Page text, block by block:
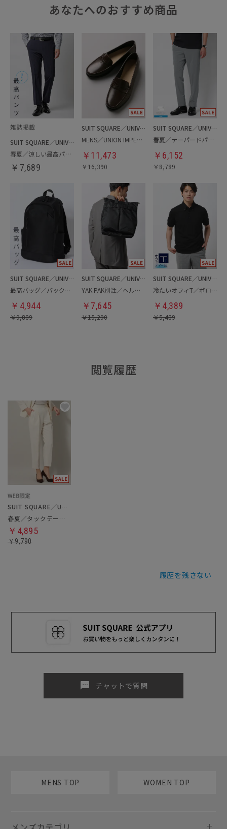
あなたへのおすすめ商品
SUIT SQUARE／UNIVERSAL LANGUAGE
春夏／涼しい最高パンツ
￥ 7,689
SUIT SQUARE／UNIVERSAL LANGUAGE
MENS／UNION IMPERIAL監修／コインローファー
￥ 11,473
￥16,390
SUIT SQUARE／UNIVERSAL LANGUAGE
春夏／テーパードパンツ
￥ 6,152
￥8,789
SUIT SQUARE／UNIVERSAL LANGUAGE
最高バッグ／バックパック
￥ 4,944
￥9,889
SUIT SQUARE／UNIVERSAL LANGUAGE
YAK PAK別注／ヘルメットバッグ
￥ 7,645
￥15,290
SUIT SQUARE／UNIVERSAL LANGUAGE
冷たいオフィT／ポロシャツ
￥ 4,389
￥5,489
閲覧履歴
SUIT SQUARE／UNIVERSAL LANGUAGE／WHITE
春夏／タックテーパードパンツ
￥4,895
￥9,790
履歴を残さない
sms チャットで質問
MENS TOP WOMEN TOP